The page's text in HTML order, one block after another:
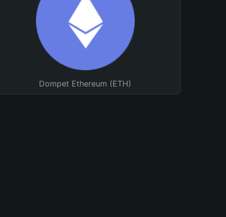
Dompet Ethereum (ETH)